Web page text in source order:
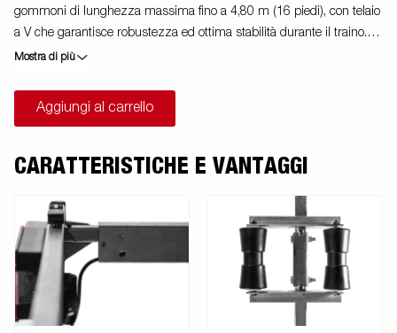
gommoni di lunghezza massima fino a 4,80 m (16 piedi), con telaio
a V che garantisce robustezza ed ottima stabilità durante il traino.
La sua dotazione standard prevede una slitta posteriore ribaltabile e
zincato a caldo, per garantire una durevole resistenza alla
corrosione. Il cablaggio elettrico è completamente protetto all'interno
impermeabili. Il supporto argano è regolabile su vari gradi di libertà,
l'alloggiamento dell'imbarcazione. La barra luci posteriore è
facilmente amovibile, in modo da facilitare il varo e l'alaggio
dell'imbarcazione trasportata. Le immagini sono solo a scopo
illustrativo e possono mostrare accessori opzionali.
Mostra di più
Aggiungi al carrello
CARATTERISTICHE E VANTAGGI